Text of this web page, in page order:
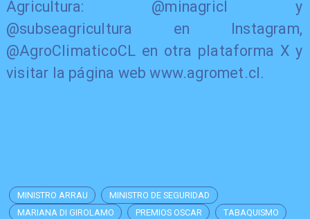
Agricultura: @minagricl y
@subseagricultura en Instagram,
@AgroClimaticoCL en otra plataforma X y
visitar la página web www.agromet.cl.
MINISTRO ARRAU
MINISTRO DE SEGURIDAD
MARIANA DI GIROLAMO
PREMIOS OSCAR
TABAQUISMO